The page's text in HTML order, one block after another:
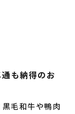
も納得のお
毛和牛や鴨肉